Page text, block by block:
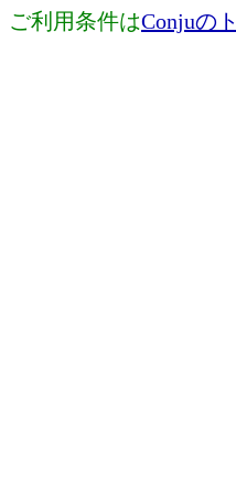
ご利用条件はConjuの